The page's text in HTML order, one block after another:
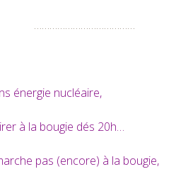
…………………………………
énergie nucléaire,
à la bougie dés 20h…
pas (encore) à la bougie,